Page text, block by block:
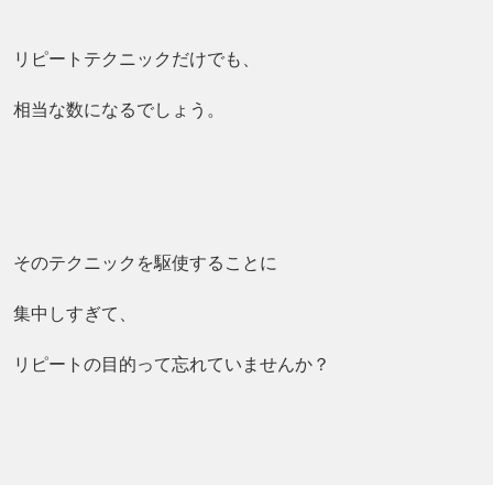
リピートテクニックだけでも、
相当な数になるでしょう。
そのテクニックを駆使することに
集中しすぎて、
リピートの目的って忘れていませんか？